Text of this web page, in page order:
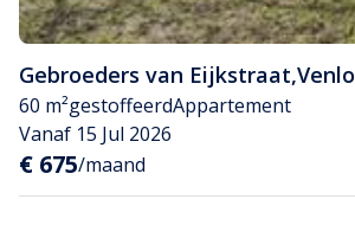
Gebroeders van Eijkstraat,Venlo
60 m²gestoffeerdAppartement
Vanaf 15 Jul 2026
€ 675/maand